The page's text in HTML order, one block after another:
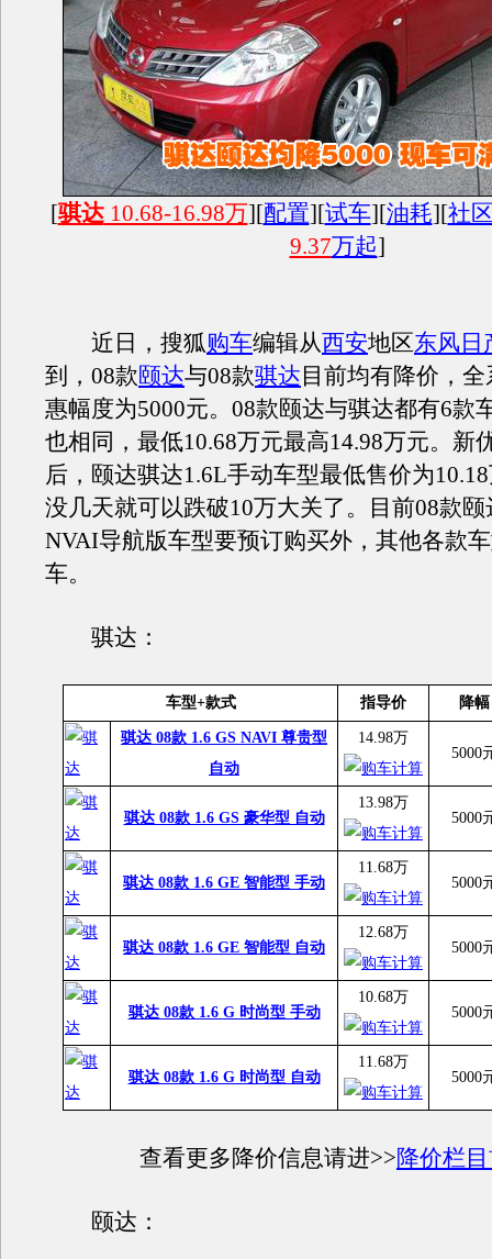
[骐达10.68-16.98万][配置][试车][油耗][社
9.37万起]
近日，搜狐购车编辑从西安地区东风日
到，08款颐达与08款骐达目前均有降价，
惠幅度为5000元。08款颐达与骐达都有6款
也相同，最低10.68万元最高14.98万元。新
后，颐达骐达1.6L手动车型最低售价为
没几天就可以跌破10万大关了。目前08款
NVAI导航版车型要预订购买外，其他各款
车。
骐达：
车型+款式 指导价 降幅
骐达 08款 1.6 GS NAVI 尊贵型
自动
14.98万
5000
骐达 08款 1.6 GS 豪华型 自动
13.98万
5000
骐达 08款 1.6 GE 智能型 手动
11.68万
5000
骐达 08款 1.6 GE 智能型 自动
12.68万
5000
骐达 08款 1.6 G 时尚型 手动
10.68万
5000
骐达 08款 1.6 G 时尚型 自动
11.68万
5000
查看更多降价信息请进>>降价栏
颐达：